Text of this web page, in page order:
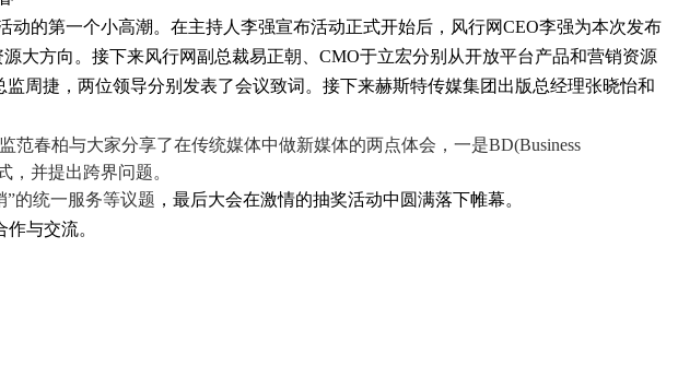
的第一个小高潮。在主持人李强宣布活动正式开始后，风行网CEO李强为本次发布
大方向。接下来风行网副总裁易正朝、CMO于立宏分别从开放平台产品和营销资源
周捷，两位领导分别发表了会议致词。接下来赫斯特传媒集团出版总经理张晓怡和
范春柏与大家分享了在传统媒体中做新媒体的两点体会，一是BD(Business
，并提出跨界问题。
的统一服务等议题 ，最后大会在激情的抽奖活动中圆满落下帷幕。
与交流。